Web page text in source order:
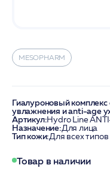
MESOPHARM
Гиалуроновый
увлажнения и anti-age
Артикул:Hydro Line
Назначение:Для лица
Тип кожи:Для всех
Товар в наличии